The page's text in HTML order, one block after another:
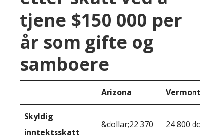
tjene $150 000 per
år som gifte og
samboere
Arizona Vermont
Skyldig
inntektsskatt
&dollar;22 370 24 800 dollar